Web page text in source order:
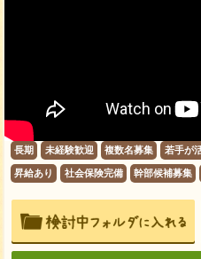
長期 未経験歓迎 複数名募集 若手が
昇給あり 社会保険完備 幹部候補募集